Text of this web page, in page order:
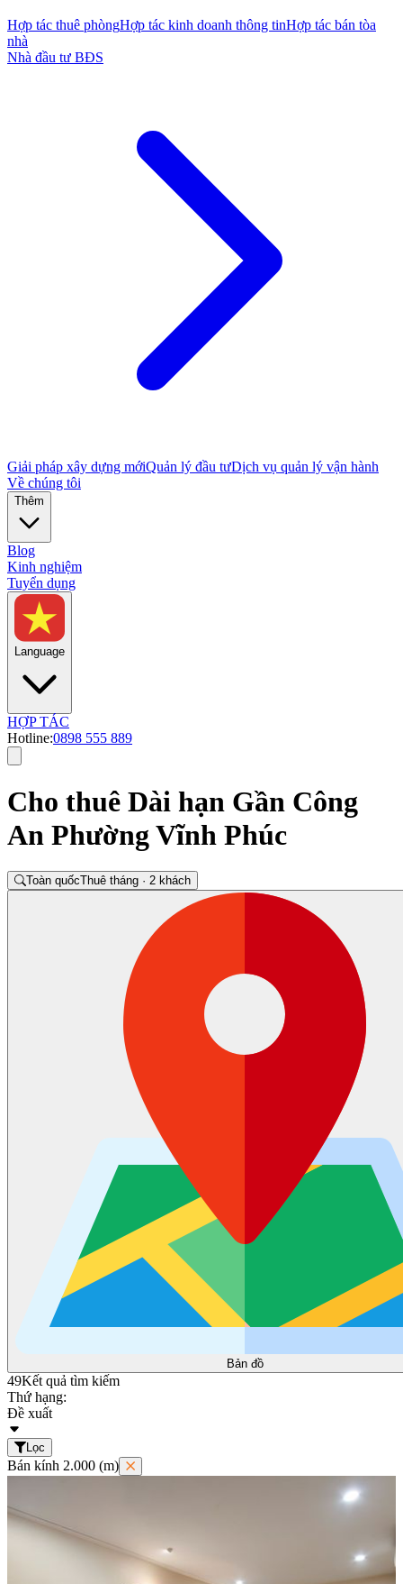
Hợp tác thuê phòngHợp tác kinh doanh thông tinHợp tác bán tòa
nhà
Nhà đầu tư BĐS
Giải pháp xây dựng mớiQuản lý đầu tưDịch vụ quản lý vận hành
Về chúng tôi
Thêm
Blog
Kinh nghiệm
Tuyển dụng
Language
HỢP TÁC
Hotline:0898 555 889
Cho thuê Dài hạn Gần Công
An Phường Vĩnh Phúc
Toàn quốcThuê tháng · 2 khách
Bản đồ
49Kết quả tìm kiếm
Thứ hạng:
Đề xuất
Lọc
Bán kính 2.000 (m)